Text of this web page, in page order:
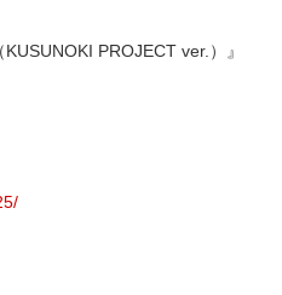
PROJECT ver.）』